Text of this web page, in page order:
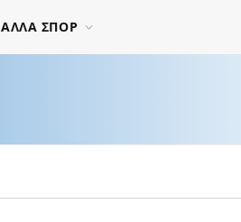
ΑΛΛΑ ΣΠΟΡ